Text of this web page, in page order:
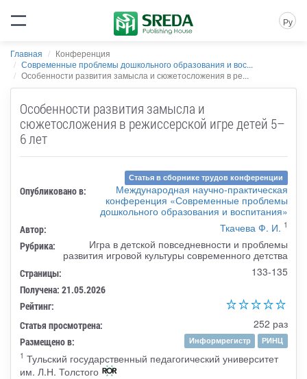
Ру
Главная
Конференция
Современные проблемы дошкольного образования и вос...
Особенности развития замысла и сюжетосложения в ре...
Особенности развития замысла и
сюжетосложения в режиссерской игре детей 5–
6 лет
Статья в сборнике трудов конференции
Опубликовано в:
Международная научно-практическая
конференция «Современные проблемы
дошкольного образования и воспитания»
Автор: Ткачева Ф. И. 1
Рубрика:
Игра в детской повседневности и проблемы
развития игровой культуры современного детства
Страницы: 133-135
Получена: 21.05.2026
Рейтинг:
Статья просмотрена:
252 раз
Размещено в: Информрегистр
РИНЦ
1 Тульский государственный педагогический университет
им. Л.Н. Толстого